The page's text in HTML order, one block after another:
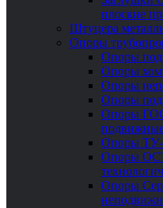
плоские
Штуцера
Опоры
Опоры
Опоры
Опоры
Опоры
Опоры
Опоры ТУ-
Опоры
Опоры